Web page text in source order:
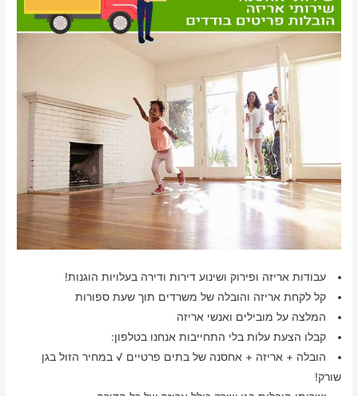
עבודות אריזה ופירוק ושינוע דירות ודירה בעלויות הוגנות!
קל לקחת אריזה והובלה של משרדים תוך שעת ספורות
המלצה על מובילים ואנשי אריזה
קבלו הצעת עלות בלי התחייבות אנחנו בטלפון:
הובלה + אריזה + אחסנה של בתים פרטיים √ במחיר הזול בגן
שורק!